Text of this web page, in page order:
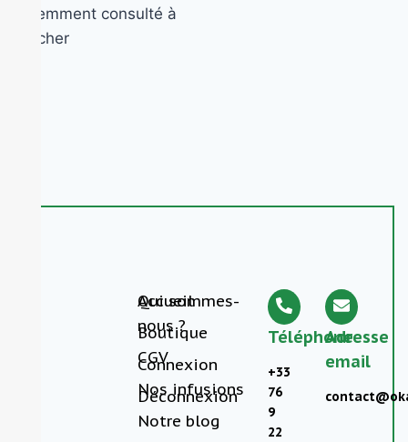
récemment consulté à
afficher
Accueil
Boutique
Connexion
Déconnexion
Qui sommes-
nous ?
CGV
Nos infusions
Notre blog
Téléphone
+33
76
9
22
Adresse
email